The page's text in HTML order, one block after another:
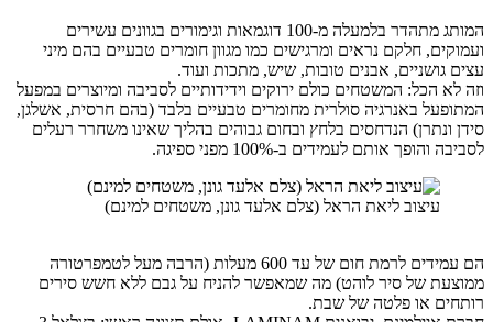
המותג מתהדר בלמעלה מ-100 דוגמאות וגימורים בגוונים עשירים
חלקם נראים ומרגישים כמו מגוון חומרים טבעיים בהם מיני
אבנים טובות, שיש, מתכות ועוד.
הכל: המשטחים כולם ירוקים וידידותיים לסביבה ומיוצרים במפעל
באנרגיה סולרית מחומרים טבעיים בלבד (בהם חרסית, אשלגן,
הנדחסים בלחץ ובחום גבוהים בהליך שאינו משחרר רעלים
אותם לעמידים ב-100% מפני ספיגה.
עיצוב ליאת הראל (צלם אלעד גונן, משטחים למינם)
הם עמידים לרמת חום של עד 600 מעלות (הרבה מעל לטמפרטורה
של סיר לוהט) מה שמאפשר להניח על גבם ללא חשש סירים
או פלטה של שבת.